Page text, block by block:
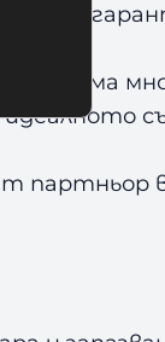
която
да заема
идеалното
партньор